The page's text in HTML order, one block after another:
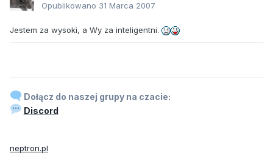
Opublikowano 31 Marca 2007
Jestem za wysoki, a Wy za inteligentni.
Dołącz do naszej grupy na czacie:
Discord
neptron.pl